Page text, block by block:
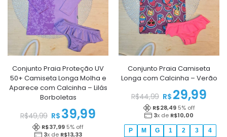
Conjunto Praia Proteção UV
50+ Camiseta Longa Molha e
Aparece com Calcinha – Lilás
Borboletas
R$49,99 R$ 39,99
R$37,99 5% off
3x de R$13,33
Conjunto Praia Camiseta
Longa com Calcinha – Verão
R$44,99 R$ 29,99
R$28,49 5% off
3x de R$10,00
P M G 1 2 3 4